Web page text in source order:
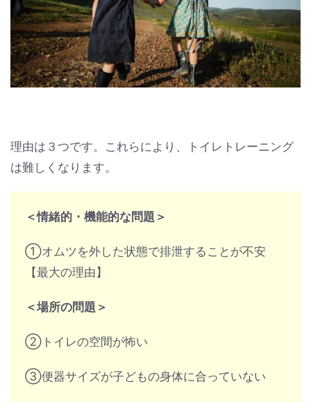
理由は３つです。これらにより、トイレトレーニング
は難しくなります。
＜情緒的・機能的な問題＞
①オムツを外した状態で排泄することが不安
【最大の理由】
＜場所の問題＞
②トイレの空間が怖い
③便器サイズが子どもの身体に合っていない